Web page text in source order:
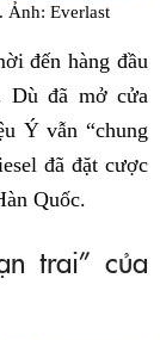
Ảnh: Everlast
đến hàng đầu
Dù đã mở cửa
Ý vẫn “chung
đã đặt cược
Quốc.
trai” của